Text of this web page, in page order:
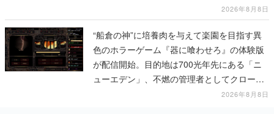
2026年8月8日
“船倉の神”に培養肉を与えて楽園を目指す異
色のホラーゲーム『器に喰わせろ』の体験版
が配信開始。目的地は700光年先にある「ニ
ューエデン」、不燃の管理者としてクローン
人間を増やし、加工して神に捧げる2026年8月8日